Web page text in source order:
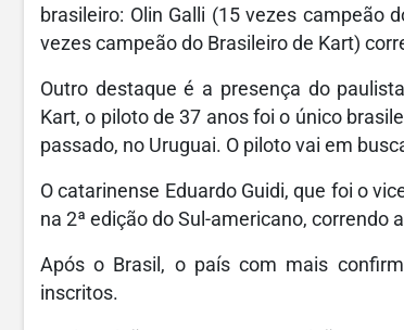
brasileiro: Olin Galli (15 vezes campeão
vezes campeão do Brasileiro de Kart)
Outro destaque é a presença do
Kart, o piloto de 37 anos foi o único
passado, no Uruguai. O piloto vai em
O catarinense Eduardo Guidi, que foi o
na 2ª edição do Sul-americano, correndo
Após o Brasil, o país com mais
inscritos.